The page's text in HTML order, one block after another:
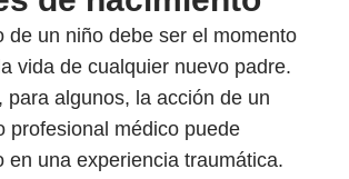
de un niño debe ser el momento
vida de cualquier nuevo padre.
para algunos, la acción de un
profesional médico puede
en una experiencia traumática.